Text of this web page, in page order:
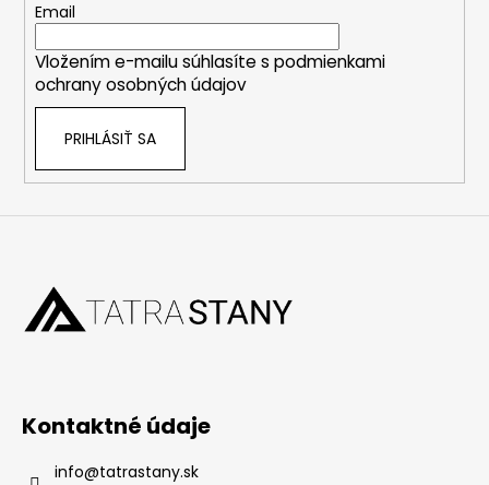
Email
Vložením e-mailu súhlasíte s podmienkami
ochrany osobných údajov
PRIHLÁSIŤ SA
Kontaktné údaje
info@tatrastany.sk